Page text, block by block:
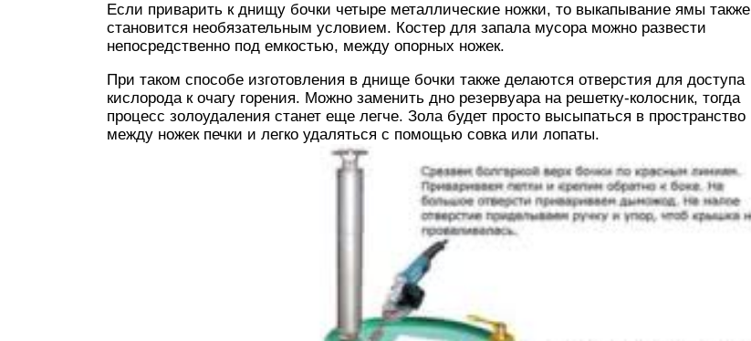
Если приварить к днищу бочки четыре металлические ножки, то выкапывание ямы также
становится необязательным условием. Костер для запала мусора можно развести
непосредственно под емкостью, между опорных ножек.
При таком способе изготовления в днище бочки также делаются отверстия для доступа
кислорода к очагу горения. Можно заменить дно резервуара на решетку-колосник, тогда
процесс золоудаления станет еще легче. Зола будет просто высыпаться в пространство
между ножек печки и легко удаляться с помощью совка или лопаты.